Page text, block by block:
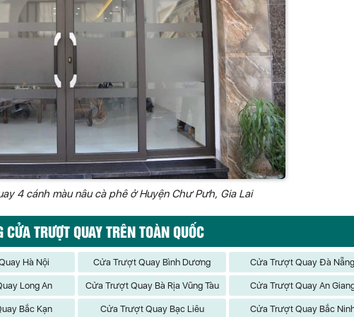
4 cánh màu nâu cà phê ở Huyện Chư Pưh, Gia Lai
CỬA TRƯỢT QUAY TRÊN TOÀN QUỐC
Hà Nội Cửa Trượt Quay Bình Dương Cửa Trượt Quay Đà Nẵng
Long An Cửa Trượt Quay Bà Rịa Vũng Tàu Cửa Trượt Quay An
Bắc Kạn Cửa Trượt Quay Bạc Liêu Cửa Trượt Quay Bắc